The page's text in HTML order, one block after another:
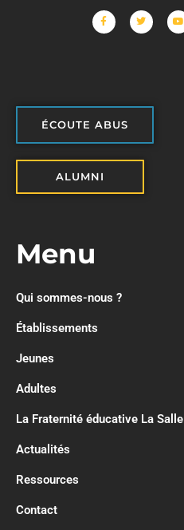
ÉCOUTE ABUS
ALUMNI
Menu
Qui sommes-nous ?
Établissements
Jeunes
Adultes
La Fraternité éducative La Salle
Actualités
Ressources
Contact